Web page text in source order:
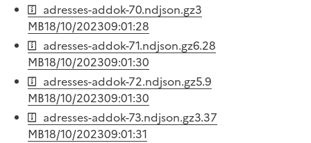
adresses-addok-70.ndjson.gz3
MB18/10/202309:01:28
adresses-addok-71.ndjson.gz6.28
MB18/10/202309:01:30
adresses-addok-72.ndjson.gz5.9
MB18/10/202309:01:30
adresses-addok-73.ndjson.gz3.37
MB18/10/202309:01:31